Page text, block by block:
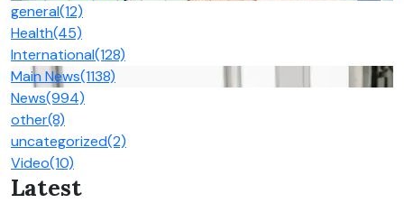
general(12)
Health(45)
International(128)
Main News(1138)
News(994)
other(8)
uncategorized(2)
Video(10)
Latest